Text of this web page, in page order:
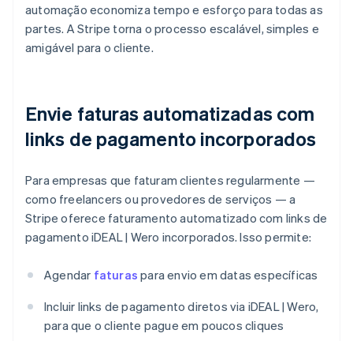
automação economiza tempo e esforço para todas as
partes. A Stripe torna o processo escalável, simples e
amigável para o cliente.
Envie faturas automatizadas com
links de pagamento incorporados
Para empresas que faturam clientes regularmente —
como freelancers ou provedores de serviços — a
Stripe oferece faturamento automatizado com links de
pagamento iDEAL | Wero incorporados. Isso permite:
Agendar faturas para envio em datas específicas
Incluir links de pagamento diretos via iDEAL | Wero,
para que o cliente pague em poucos cliques